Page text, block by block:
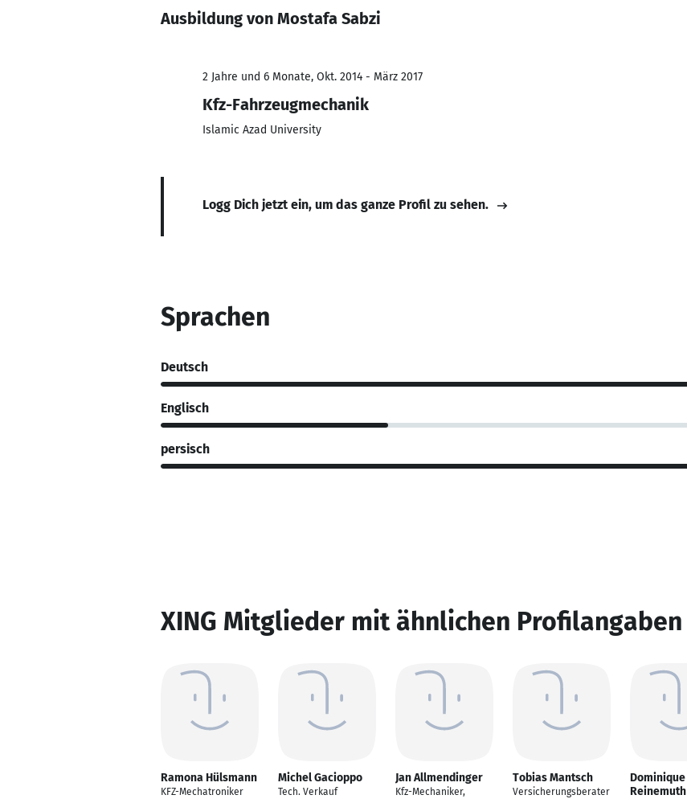
Ausbildung von Mostafa Sabzi
2 Jahre und 6 Monate, Okt. 2014 - März 2017
Kfz-Fahrzeugmechanik
Islamic Azad University
Logg Dich jetzt ein, um das ganze Profil zu sehen.
Sprachen
Deutsch
Englisch
persisch
XING Mitglieder mit ähnlichen Profilangaben
Ramona Hülsmann
KFZ-Mechatroniker
Michel Gacioppo
Tech. Verkauf
Jan Allmendinger
Kfz-Mechaniker,
Tobias Mantsch
Versicherungsberater
Dominique
Reinemuth